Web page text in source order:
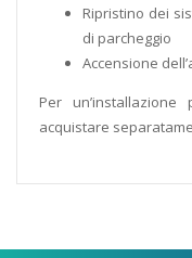
Ripristino dei
di parcheggio
Accensione
Per
acquistare